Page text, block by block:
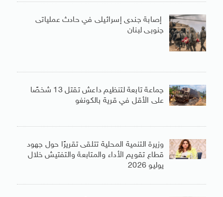
إصابة جندى إسرائيلى في حادث عملياتى
جنوبى لبنان
جماعة تابعة لتنظيم داعش تقتل 13 شخصًا
على الأقل في قرية بالكونغو
وزيرة التنمية المحلية تتلقى تقريرًا حول جهود
قطاع تقويم الأداء والمتابعة والتفتيش خلال
يوليو 2026